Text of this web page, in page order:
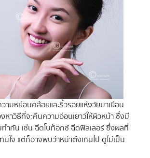
วามหย่อนคล้อยและริ้วรอยแห่งวัยมาเยือน
หาวิธีที่จะคืนความอ่อนเยาว์ให้ผิวหน้า ซึ่งมี
ำกัน เช่น ฉีดโบท็อกซ์ ฉีดฟิลเลอร์ ซึ่งผลที่
ใจ แต่ก็อาจพบว่าหน้าตึงเกินไป ดูไม่เป็น